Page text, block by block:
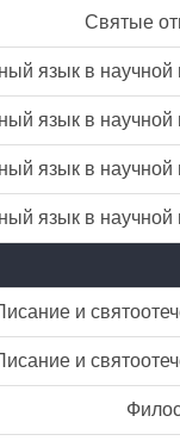
Святые
язык в
язык в
язык в
язык в
и
и